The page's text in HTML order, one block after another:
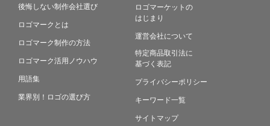
後悔しない制作会社選び
ロゴマークとは
ロゴマーク制作の方法
ロゴマーク活用ノウハウ
用語集
業界別！ロゴの選び方
ロゴマーケットの
はじまり
運営会社について
特定商品取引法に
基づく表記
プライバシーポリシー
キーワード一覧
サイトマップ